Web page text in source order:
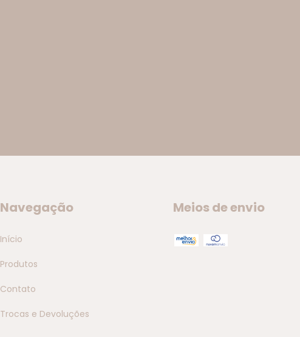
Navegação
Início
Produtos
Contato
Trocas e Devoluções
Meios de envio